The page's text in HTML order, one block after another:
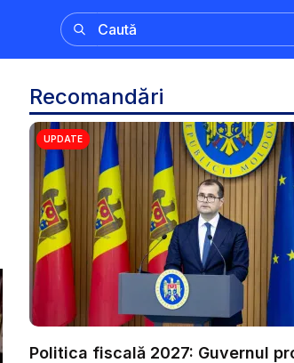
Recomandări
UPDATE
Politica fiscală 2027: Guvernul